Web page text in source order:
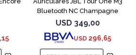
Bluetooth NC Champagne
USD 349,00
USD 296,65